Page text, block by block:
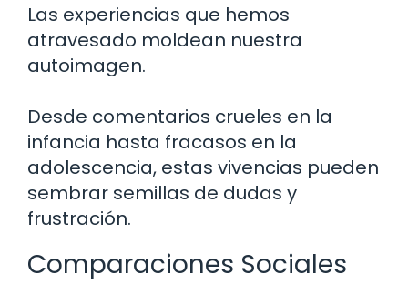
Las experiencias que hemos
atravesado moldean nuestra
autoimagen.
Desde comentarios crueles en la
infancia hasta fracasos en la
adolescencia, estas vivencias pueden
sembrar semillas de dudas y
frustración.
Comparaciones Sociales